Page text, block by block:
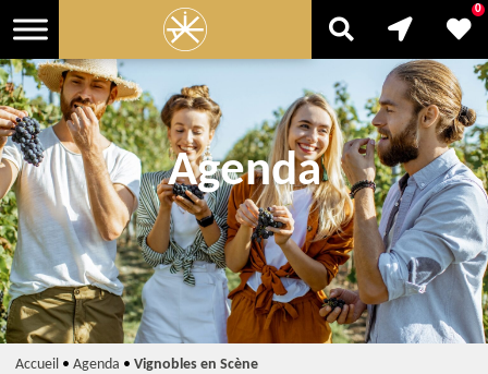
Agenda
0
Accueil• Agenda • Vignobles en Scène